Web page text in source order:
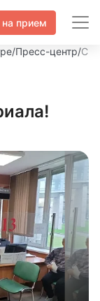
на прием
/Пресс-центр/С